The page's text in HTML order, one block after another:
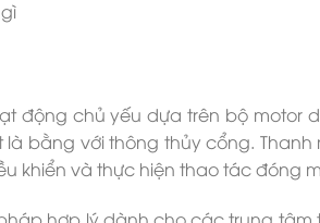
động chủ yếu dựa trên bộ motor
bằng với thông thủy cổng.
khiển và thực hiện thao tác đóng